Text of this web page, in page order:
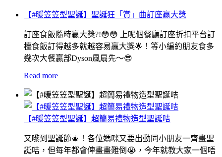
【#暖笠笠型聖誕】聖誕狂「賞」曲訂座贏大獎
訂座食飯隨時贏大獎?!😳😳 上呢個餐廳訂座折扣平台訂
檯食飯訂得越多就越容易贏大獎🌟！等小編約朋友食多
幾次大餐贏部Dyson風扇先～😎
Read more
【#暖笠笠型聖誕】超簡易禮物造型聖誕咭
又嚟到聖誕節🎄！各位媽咪又要出動同小朋友一齊畫聖
誕咭，但每年都會俾畫畫難倒😭，今年就教大家一個唔